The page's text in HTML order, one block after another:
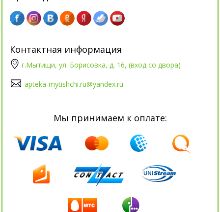
Контактная информация
г.Мытищи, ул. Борисовка, д. 16, (вход со двора)
apteka-mytishchi.ru@yandex.ru
Мы принимаем к оплате: